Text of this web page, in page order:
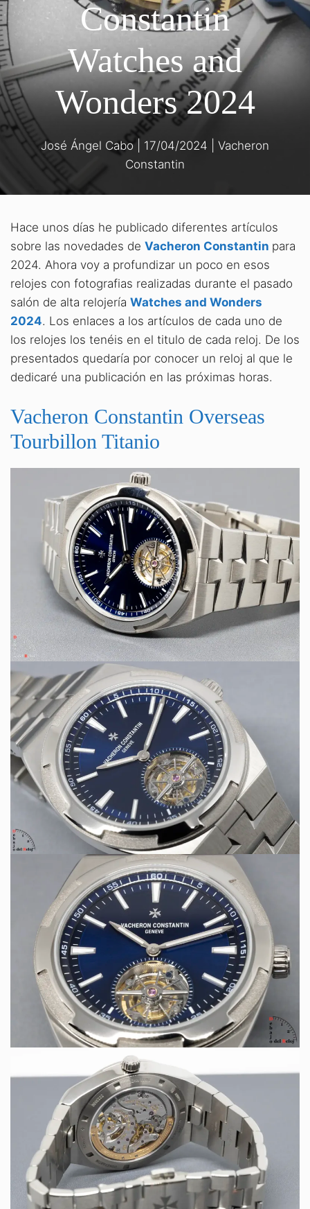
Constantin
Watches and
Wonders 2024
José Ángel Cabo| 17/04/2024
Vacheron
Constantin
Hace unos días he publicado diferentes artículos
sobre las novedades de Vacheron Constantin para
2024. Ahora voy a profundizar un poco en esos
relojes con fotografias realizadas durante el pasado
salón de alta relojería Watches and Wonders
2024. Los enlaces a los artículos de cada uno de
los relojes los tenéis en el titulo de cada reloj. De los
presentados quedaría por conocer un reloj al que le
dedicaré una publicación en las próximas horas.
Vacheron Constantin Overseas
Tourbillon Titanio